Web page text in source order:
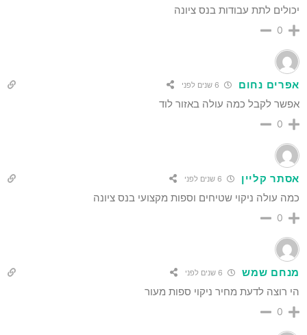
יכולים לתת עבודות בנס ציונה
0
אפרים נחום
אפשר לקבל כמה עולה באזור לוד
0
אסתר קליין
כמה עולה ניקוי שטיחים וספות מקצועי בנס ציונה
0
מנחם שמש
הי רוצה לדעת מחיר ניקוי ספות מעור
0